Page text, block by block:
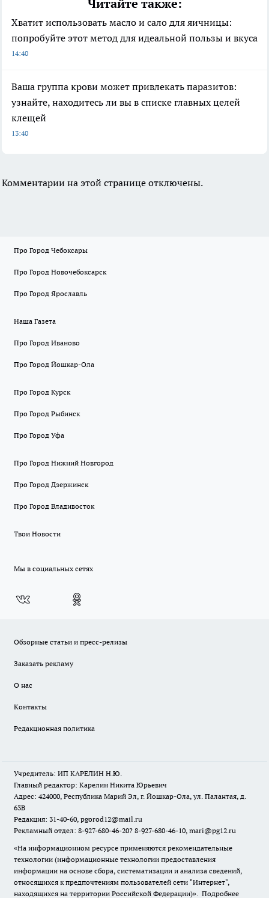
Читайте также:
Хватит использовать масло и сало для яичницы:
попробуйте этот метод для идеальной пользы и вкуса
14:40
Ваша группа крови может привлекать паразитов:
узнайте, находитесь ли вы в списке главных целей
клещей
13:40
Комментарии на этой странице отключены.
Про Город Чебоксары
Про Город Новочебоксарск
Про Город Ярославль
Наша Газета
Про Город Иваново
Про Город Йошкар-Ола
Про Город Курск
Про Город Рыбинск
Про Город Уфа
Про Город Нижний Новгород
Про Город Дзержинск
Про Город Владивосток
Твои Новости
Мы в социальных сетях
Обзорные статьи и пресс-релизы
Заказать рекламу
О нас
Контакты
Редакционная политика
Учредитель: ИП КАРЕЛИН Н.Ю.
Главный редактор: Карелин Никита Юрьевич
Адрес: 424000, Республика Марий Эл, г. Йошкар-Ола, ул. Палантая, д.
63В
Редакция: 31-40-60, pgorod12@mail.ru
Рекламный отдел: 8-927-680-46-20? 8-927-680-46-10, mari@pg12.ru
«На информационном ресурсе применяются рекомендательные
технологии (информационные технологии предоставления
информации на основе сбора, систематизации и анализа сведений,
относящихся к предпочтениям пользователей сети "Интернет",
находящихся на территории Российской Федерации)». Подробнее